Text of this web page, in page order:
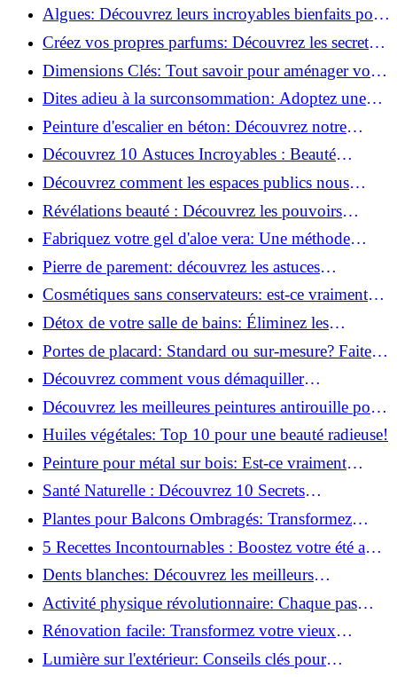
revitaliser les peaux fatiguées!
Algues: Découvrez leurs incroyables bienfaits pour
la santé et la beauté!
Créez vos propres parfums: Découvrez les secrets
de la fabrication artisanale!
Dimensions Clés: Tout savoir pour aménager votre
salle de bains!
Dites adieu à la surconsommation: Adoptez une
vie plus simple!
Peinture d'escalier en béton: Découvrez notre
tutoriel facile et rapide!
Découvrez 10 Astuces Incroyables : Beauté
Naturelle avec le Concombre !
Découvrez comment les espaces publics nous
incitent à être plus actifs : Révélations surprenantes!
Révélations beauté : Découvrez les pouvoirs
insoupçonnés du concombre!
Fabriquez votre gel d'aloe vera: Une méthode
simple et rapide à la maison!
Pierre de parement: découvrez les astuces
infaillibles pour un nettoyage parfait!
Cosmétiques sans conservateurs: est-ce vraiment
possible?
Détox de votre salle de bains: Éliminez les
ingrédients nocifs dès maintenant!
Portes de placard: Standard ou sur-mesure? Faites
le meilleur choix!
Découvrez comment vous démaquiller
naturellement: Astuces et secrets révélés!
Découvrez les meilleures peintures antirouille pour
le fer: Top 12 analysé!
Huiles végétales: Top 10 pour une beauté radieuse!
Peinture pour métal sur bois: Est-ce vraiment
possible?
Santé Naturelle : Découvrez 10 Secrets
Incontournables pour un Bien-être Optimal!
Plantes pour Balcons Ombragés: Transformez
votre Terrasse en Oasis Verte!
5 Recettes Incontournables : Boostez votre été avec
des huiles essentielles!
Dents blanches: Découvrez les meilleurs
ingrédients naturels!
Activité physique révolutionnaire: Chaque pas
compte pour votre santé!
Rénovation facile: Transformez votre vieux
parquet irrégulier en un clin d'œil!
Lumière sur l'extérieur: Conseils clés pour